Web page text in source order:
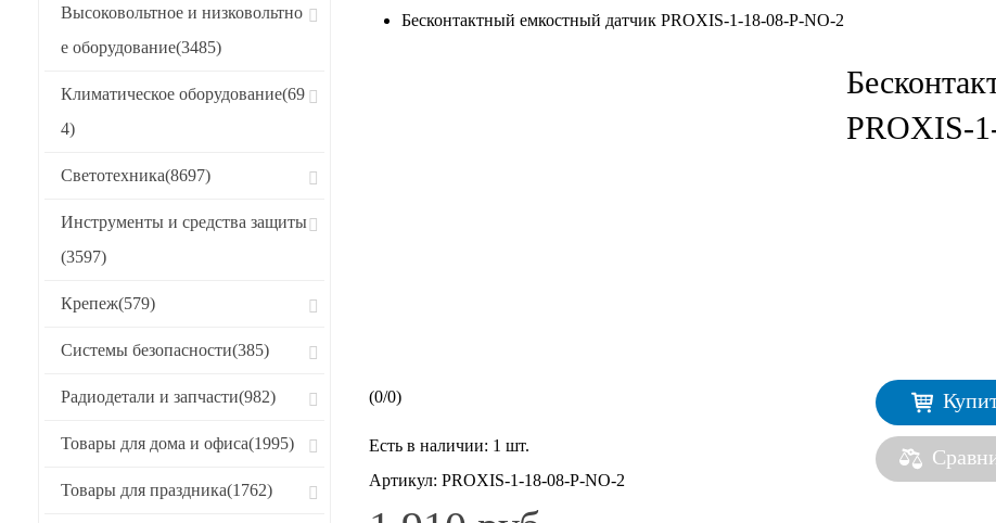
Высоковольтное и низковольтно
е оборудование(3485)
Климатическое оборудование(69
4)
Светотехника(8697)
Инструменты и средства защиты
(3597)
Крепеж(579)
Системы безопасности(385)
Радиодетали и запчасти(982)
Товары для дома и офиса(1995)
Товары для праздника(1762)
Бесконтактный емкостный датчик PROXIS-1-18-08-P-NO-2
PROXIS-
(0/0)
Есть в наличии: 1 шт.
Артикул: PROXIS-1-18-08-P-NO-2